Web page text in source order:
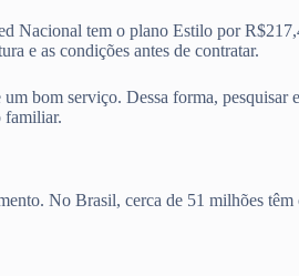
Nacional tem o plano Estilo por
e as condições antes de contratar.
bom serviço. Dessa forma,
familiar.
No Brasil, cerca de 51 milhões